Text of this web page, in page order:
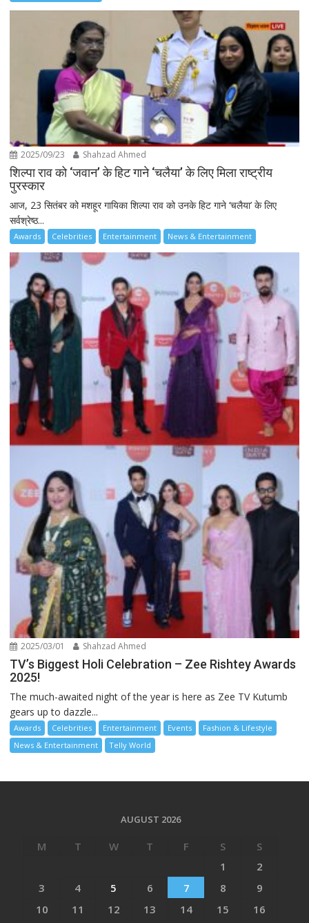
2025/09/23 Shahzad Ahmed
शिल्पा राव को ‘जवान’ के हिट गाने ‘चलैया’ के लिए मिला राष्ट्रीय
पुरस्कार
आज, 23 सितंबर को मशहूर गायिका शिल्पा राव को उनके हिट गाने ‘चलैया’ के लिए
सर्वश्रेष्ठ...
Awards Celebrities Entertainment News & Entertainment
2025/03/01 Shahzad Ahmed
TV’s Biggest Holi Celebration – Zee Rishtey Awards
2025!
The much-awaited night of the year is here as Zee TV Kutumb
gears up to dazzle...
Awards Celebrities Entertainment Events
Fashion & Lifestyle
News & Entertainment
Telly World
AUGUST 2026
M T W T F S
S
1
2
3
4 5 6 7 8
9
10
11 12 13 14 15
16